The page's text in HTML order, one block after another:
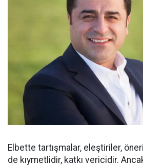
Elbette tartışmalar, eleştiriler,
de kıymetlidir, katkı vericidir.